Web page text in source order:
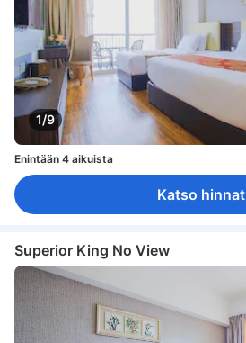
1/9
Enintään 4 aikuista
Katso hinnat
Superior King No View